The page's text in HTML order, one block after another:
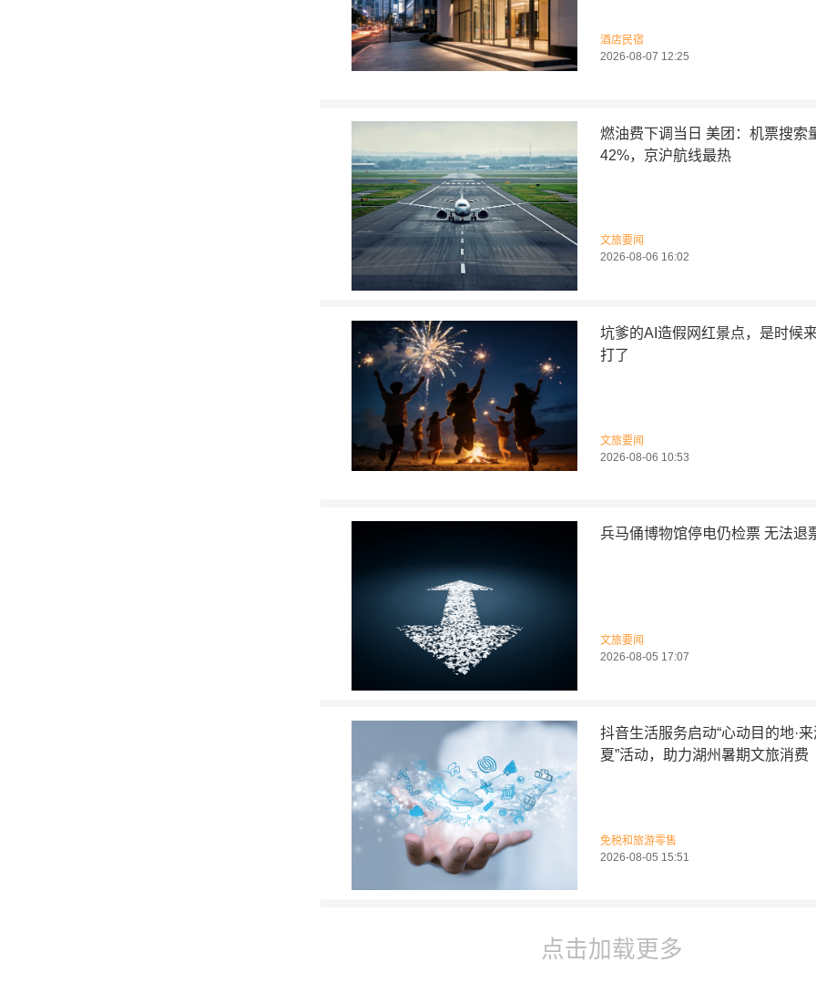
酒店民宿
2026-08-07 12:25
燃油费下调当日 美团：机票搜索
42%，京沪航线最热
文旅要闻
2026-08-06 16:02
坑爹的AI造假网红景点，是时候
打了
文旅要闻
2026-08-06 10:53
兵马俑博物馆停电仍检票 无法退
文旅要闻
2026-08-05 17:07
抖音生活服务启动“心动目的地·
夏”活动，助力湖州暑期文旅消费
免税和旅游零售
2026-08-05 15:51
点击加载更多